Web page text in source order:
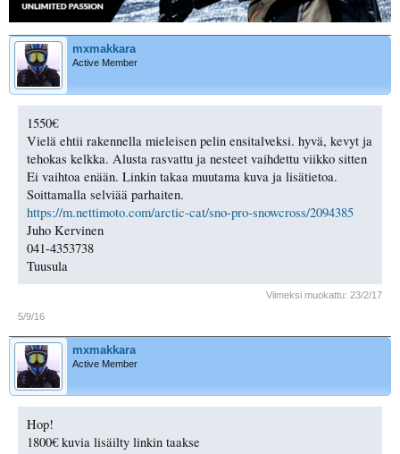
mxmakkara
Active Member
1550€
Vielä ehtii rakennella mieleisen pelin ensitalveksi. hyvä, kevyt ja
tehokas kelkka. Alusta rasvattu ja nesteet vaihdettu viikko sitten
Ei vaihtoa enään. Linkin takaa muutama kuva ja lisätietoa.
Soittamalla selviää parhaiten.
https://m.nettimoto.com/arctic-cat/sno-pro-snowcross/2094385
Juho Kervinen
041-4353738
Tuusula
Viimeksi muokattu: 23/2/17
5/9/16
mxmakkara
Active Member
Hop!
1800€ kuvia lisäilty linkin taakse